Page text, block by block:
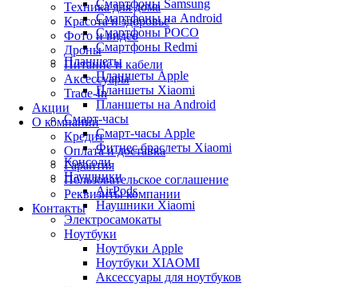
Техника для дома
Красота и здоровье
Фото и видео
Дроны
Питание и кабели
Аксессуары
Trade-In
Акции
О компании
Кредит
Оплата и доставка
Гарантия
Пользовательское соглашение
Реквизиты компании
Контакты
Смартфоны Samsung
Смартфоны на Android
Смартфоны POCO
Смартфоны Redmi
Планшеты
Планшеты Apple
Планшеты Xiaomi
Планшеты на Android
Смарт-часы
Смарт-часы Apple
Фитнес браслеты Xiaomi
Консоли
Наушники
AirPods
Наушники Xiaomi
Электросамокаты
Ноутбуки
Ноутбуки Apple
Ноутбуки XIAOMI
Аксессуары для ноутбуков